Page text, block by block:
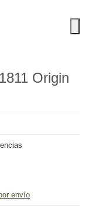
Origin
envío